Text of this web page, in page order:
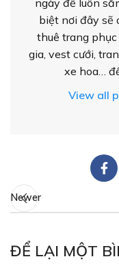
biệt nơi đây sẽ
thuê trang phục
gia, vest cưới,
xe hoa…
View all
Newer
ĐỂ LẠI MỘT